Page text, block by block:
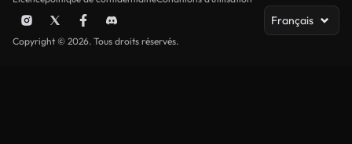
Français
Copyright © 2026. Tous droits réservés.